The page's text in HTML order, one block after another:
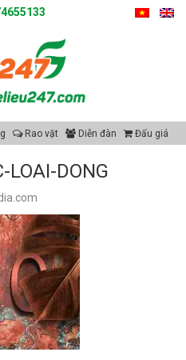
Rao vặt Diễn đàn Đấu giá
LOAI-DONG